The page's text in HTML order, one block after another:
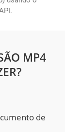
MP4
de